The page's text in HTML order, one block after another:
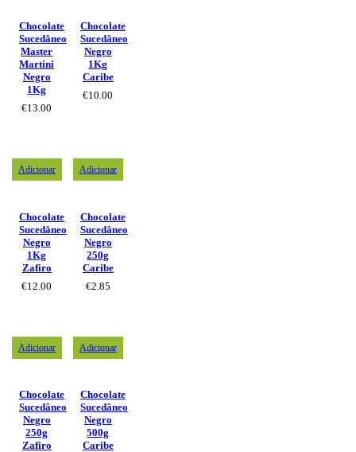
Chocolate
Sucedâneo
Master
Martini
Negro
1Kg
€13.00
Chocolate
Sucedâneo
Negro
1Kg
Caribe
€10.00
Adicionar
Chocolate
Sucedâneo
Negro
1Kg
Zafiro
€12.00
Adicionar
Chocolate
Sucedâneo
Negro
250g
Caribe
€2.85
Adicionar
Chocolate
Sucedâneo
Negro
250g
Zafiro
Adicionar
Chocolate
Sucedâneo
Negro
500g
Caribe